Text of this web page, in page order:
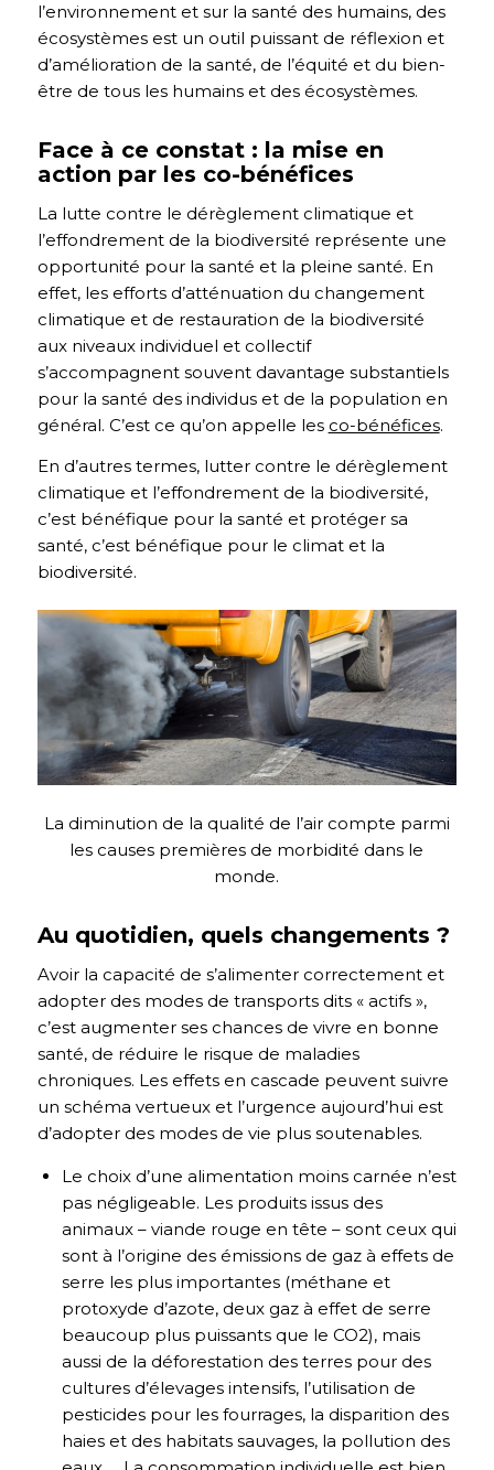
l’environnement et sur la santé des humains, des
écosystèmes est un outil puissant de réflexion et
d’amélioration de la santé, de l’équité et du bien-
être de tous les humains et des écosystèmes.
Face à ce constat : la mise en
action par les co-bénéfices
La lutte contre le dérèglement climatique et
l’effondrement de la biodiversité représente une
opportunité pour la santé et la pleine santé. En
effet, les efforts d’atténuation du changement
climatique et de restauration de la biodiversité
aux niveaux individuel et collectif
s’accompagnent souvent davantage substantiels
pour la santé des individus et de la population en
général. C’est ce qu’on appelle les co-bénéfices.
En d’autres termes, lutter contre le dérèglement
climatique et l’effondrement de la biodiversité,
c’est bénéfique pour la santé et protéger sa
santé, c’est bénéfique pour le climat et la
biodiversité.
La diminution de la qualité de l’air compte parmi
les causes premières de morbidité dans le
monde.
Au quotidien, quels changements ?
Avoir la capacité de s’alimenter correctement et
adopter des modes de transports dits « actifs »,
c’est augmenter ses chances de vivre en bonne
santé, de réduire le risque de maladies
chroniques. Les effets en cascade peuvent suivre
un schéma vertueux et l’urgence aujourd’hui est
d’adopter des modes de vie plus soutenables.
Le choix d’une alimentation moins carnée n’est
pas négligeable. Les produits issus des
animaux – viande rouge en tête – sont ceux qui
sont à l’origine des émissions de gaz à effets de
serre les plus importantes (méthane et
protoxyde d’azote, deux gaz à effet de serre
beaucoup plus puissants que le CO2), mais
aussi de la déforestation des terres pour des
cultures d’élevages intensifs, l’utilisation de
pesticides pour les fourrages, la disparition des
haies et des habitats sauvages, la pollution des